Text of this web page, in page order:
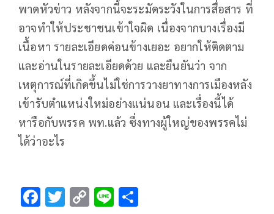
พาดหัวข่าว หลังจากนี้จะระมัดระวังในการสื่อสาร ที่
อาจทำให้ประชาชนเข้าใจผิด เนื่องจากบางเรื่องมี
เนื้อหา รายละเอียดค่อนข้างเยอะ อยากให้ติดตาม
และอ่านในรายละเอียดด้วย และยืนยันว่า จาก
เหตุการณ์ที่เกิดขึ้นไม่ใช่การวางยาทางการเมืองหลัง
เข้ารับตำแหน่งใหม่อย่างแน่นอน และเรื่องนี้ได้
หารือกับพรรค พท.แล้ว ซึ่งทางผู้ใหญ่ของพรรคไม่
ได้ว่าอะไร
F T C Li